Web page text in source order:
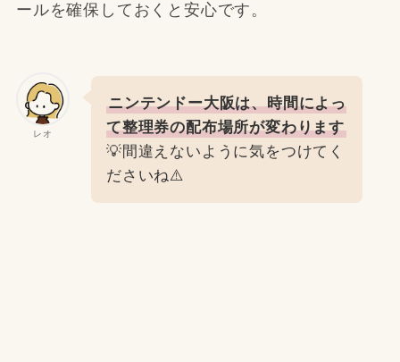
ールを確保しておくと安心です。
レオ
ニンテンドー大阪は、時間によっ
て整理券の配布場所が変わります
💡間違えないように気をつけてく
ださいね⚠️